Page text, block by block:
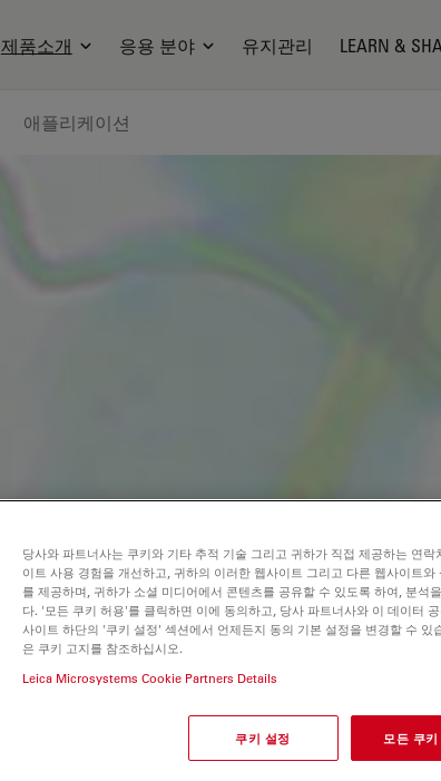
제품소개 응용 분야 유지관리 LEARN &
애플리케이션
당사와 파트너사는 쿠키와 기타 추적 기술 그리고 귀하가 직접 제공하는 연
이트 사용 경험을 개선하고, 귀하의 이러한 웹사이트 그리고 다른 웹사이트
를 제공하며, 귀하가 소셜 미디어에서 콘텐츠를 공유할 수 있도록 하여, 분석
다. '모든 쿠키 허용'를 클릭하면 이에 동의하고, 당사 파트너사와 이 데이터
사이트 하단의 '쿠키 설정' 섹션에서 언제든지 동의 기본 설정을 변경할 수 있
은 쿠키 고지를 참조하십시오.
Leica Microsystems Cookie Partners Details
쿠키 설정 모든 쿠